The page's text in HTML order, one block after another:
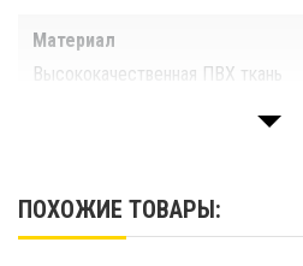
Материал
Высококачественная ПВХ ткань
ПОХОЖИЕ ТОВАРЫ: